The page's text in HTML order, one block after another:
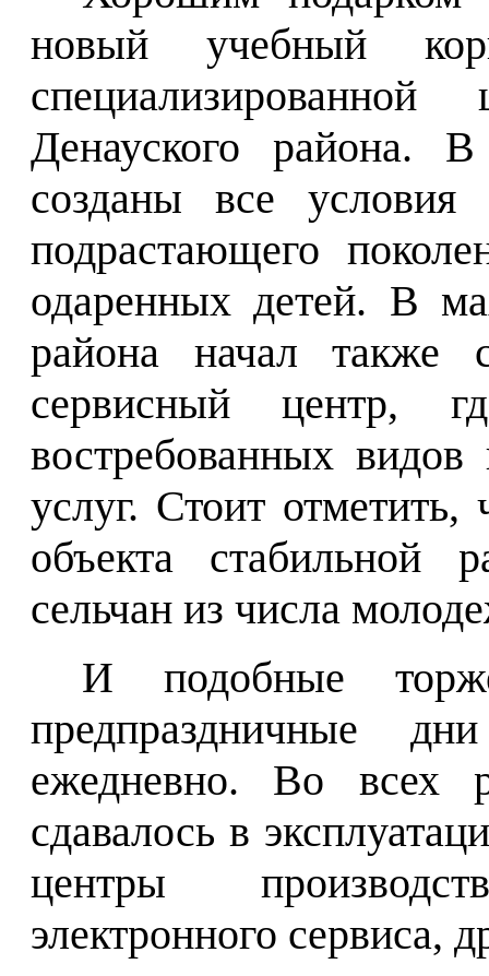
новый учебный
Денауского района.
созданы все условия
подрастающего
одаренных детей. В
района начал также
сервисный центр,
востребованных
услуг. Стоит отметить,
объекта стабильной
сельчан из числа
И подобные
предпраздничные
ежедневно. Во всех
сдавалось в
центры
электронного сервиса,